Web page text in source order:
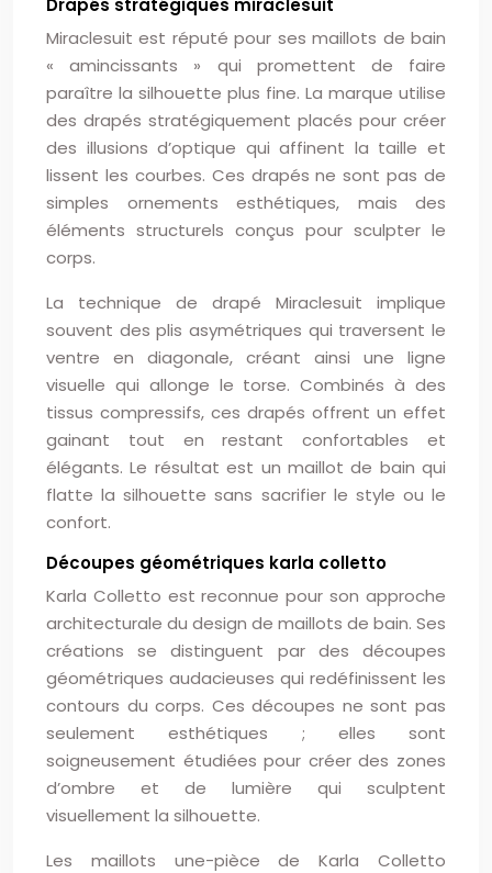
Drapés stratégiques miraclesuit
Miraclesuit est réputé pour ses maillots de bain
« amincissants » qui promettent de faire
paraître la silhouette plus fine. La marque utilise
des drapés stratégiquement placés pour créer
des illusions d’optique qui affinent la taille et
lissent les courbes. Ces drapés ne sont pas de
simples ornements esthétiques, mais des
éléments structurels conçus pour sculpter le
corps.
La technique de drapé Miraclesuit implique
souvent des plis asymétriques qui traversent le
ventre en diagonale, créant ainsi une ligne
visuelle qui allonge le torse. Combinés à des
tissus compressifs, ces drapés offrent un effet
gainant tout en restant confortables et
élégants. Le résultat est un maillot de bain qui
flatte la silhouette sans sacrifier le style ou le
confort.
Découpes géométriques karla colletto
Karla Colletto est reconnue pour son approche
architecturale du design de maillots de bain. Ses
créations se distinguent par des découpes
géométriques audacieuses qui redéfinissent les
contours du corps. Ces découpes ne sont pas
seulement esthétiques ; elles sont
soigneusement étudiées pour créer des zones
d’ombre et de lumière qui sculptent
visuellement la silhouette.
Les maillots une-pièce de Karla Colletto